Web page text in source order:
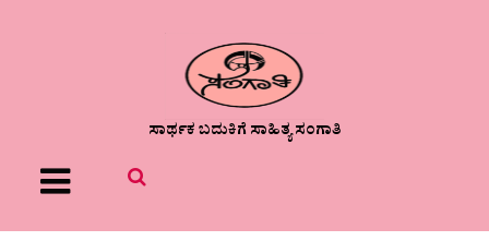
ಸಾರ್ಥಕ ಬದುಕಿಗೆ ಸಾಹಿತ್ಯ ಸಂಗಾತಿ
Menu